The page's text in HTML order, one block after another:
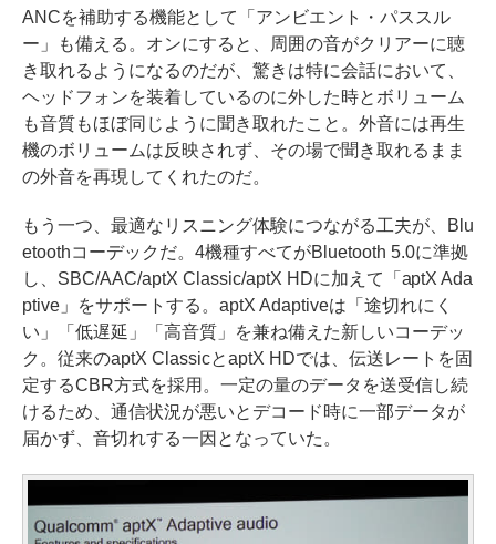
ANCを補助する機能として「アンビエント・パススル
ー」も備える。オンにすると、周囲の音がクリアーに聴
き取れるようになるのだが、驚きは特に会話において、
ヘッドフォンを装着しているのに外した時とボリューム
も音質もほぼ同じように聞き取れたこと。外音には再生
機のボリュームは反映されず、その場で聞き取れるまま
の外音を再現してくれたのだ。
もう一つ、最適なリスニング体験につながる工夫が、Blu
etoothコーデックだ。4機種すべてがBluetooth 5.0に準拠
し、SBC/AAC/aptX Classic/aptX HDに加えて「aptX Ada
ptive」をサポートする。aptX Adaptiveは「途切れにく
い」「低遅延」「高音質」を兼ね備えた新しいコーデッ
ク。従来のaptX ClassicとaptX HDでは、伝送レートを固
定するCBR方式を採用。一定の量のデータを送受信し続
けるため、通信状況が悪いとデコード時に一部データが
届かず、音切れする一因となっていた。